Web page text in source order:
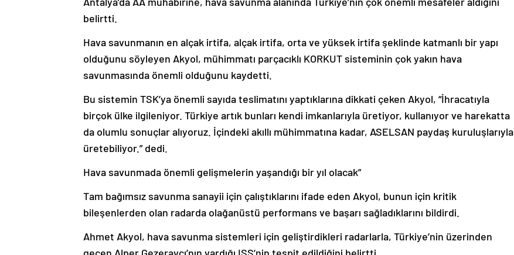
belirtti.
Hava savunmanın en alçak irtifa, alçak irtifa, orta ve yüksek irtifa şeklinde katmanlı bir yapı
olduğunu söyleyen Akyol, mühimmatı parçacıklı KORKUT sisteminin çok yakın hava
savunmasında önemli olduğunu kaydetti.
Bu sistemin TSK’ya önemli sayıda teslimatını yaptıklarına dikkati çeken Akyol, “İhracatıyla
birçok ülke ilgileniyor. Türkiye artık bunları kendi imkanlarıyla üretiyor, kullanıyor ve harekatta
da olumlu sonuçlar alıyoruz. İçindeki akıllı mühimmatına kadar, ASELSAN paydaş kuruluşlarıyla
üretebiliyor.” dedi.
Hava savunmada önemli gelişmelerin yaşandığı bir yıl olacak”
Tam bağımsız savunma sanayii için çalıştıklarını ifade eden Akyol, bunun için kritik
bileşenlerden olan radarda olağanüstü performans ve başarı sağladıklarını bildirdi.
Ahmet Akyol, hava savunma sistemleri için geliştirdikleri radarlarla, Türkiye’nin üzerinden